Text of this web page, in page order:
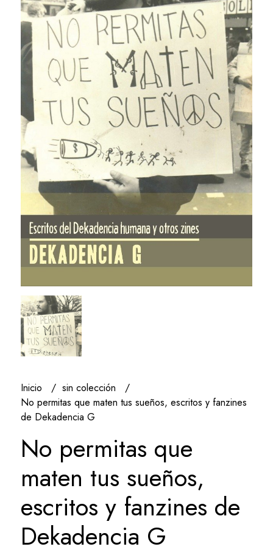
Inicio
sin colección
No permitas que maten tus sueños, escritos y fanzines
de Dekadencia G
No permitas que
maten tus sueños,
escritos y fanzines de
Dekadencia G